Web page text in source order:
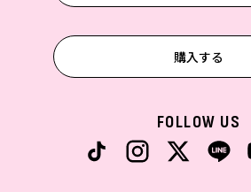
購入する
FOLLOW US